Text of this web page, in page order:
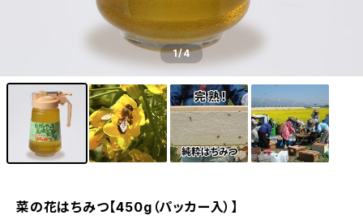
1/4
菜の花はちみつ【450g（パッカー入）】